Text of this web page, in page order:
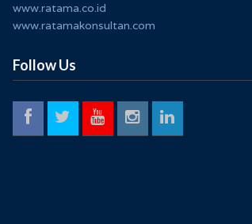
www.ratama.co.id
www.ratamakonsultan.com
Follow Us